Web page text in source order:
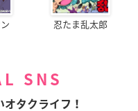
忍たま乱太郎
SNS
タクライフ！